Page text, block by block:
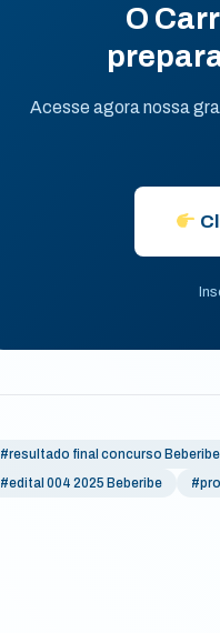
O
Acesse agora nossa
#resultado final concurso Beberibe
#edital 004 2025 Beberibe